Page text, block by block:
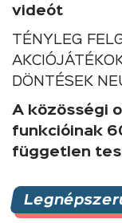
videót
TÉNYLEG
DÖNTÉSEK
A közösségi
funkcióinak
független